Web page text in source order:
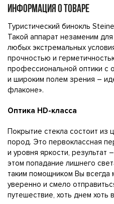
ИНФОРМАЦИЯ О ТОВАРЕ
Туристический бинокль
Такой аппарат незаменим
любых экстремальных
прочностью и
профессиональной оптики с
и широким полем зрения –
флаконе».
Оптика HD-класса
Покрытие стекла состоит из
пород. Это первоклассная
и уровня яркости,
этом попадание лишнего
таким помощником Вы всегда
уверенно и смело
путешествие, хоть днем хоть